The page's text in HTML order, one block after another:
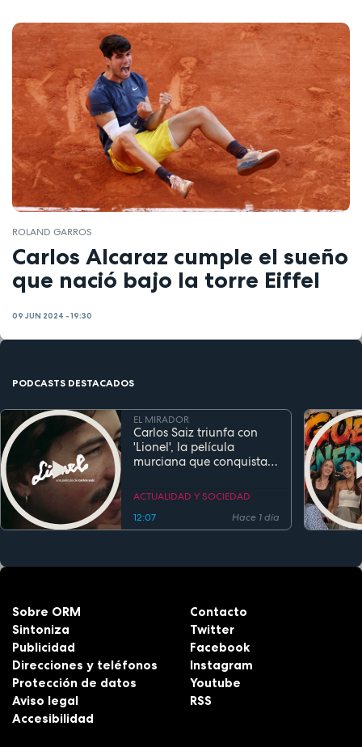
ROLAND GARROS
Carlos Alcaraz cumple el sueño
que nació bajo la torre Eiffel
09 JUN 2024 - 19:30
PODCASTS DESTACADOS
EL MIRADOR
Carlos Saiz triunfa con
'Lionel', la película
murciana que conquista
estreno
ACTUALIDAD Y SOCIEDAD
12:07
Hace 1 día
Sobre ORM
Sintoniza
Publicidad
Direcciones y teléfonos
Protección de datos
Aviso legal
Accesibilidad
Contacto
Twitter
Facebook
Instagram
Youtube
RSS